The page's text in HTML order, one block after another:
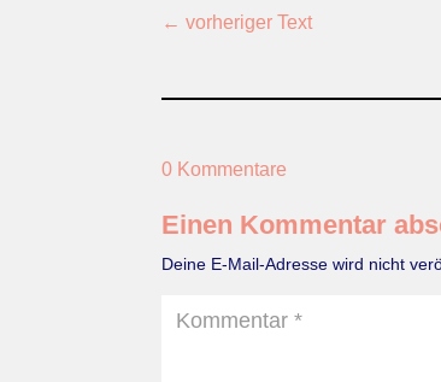
←vorheriger Text
0 Kommentare
Einen Kommentar
Deine E-Mail-Adresse wird nicht